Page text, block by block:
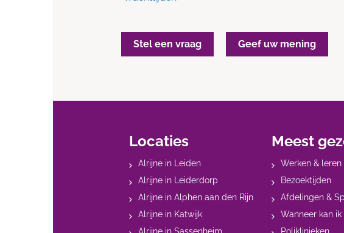
Stel een vraag Geef uw mening
Locaties
Alrijne in Leiden
Alrijne in Leiderdorp
Alrijne in Alphen aan den Rijn
Alrijne in Katwijk
Meest
Werken & leren
Bezoektijden
Afdelingen &
Wanneer kan